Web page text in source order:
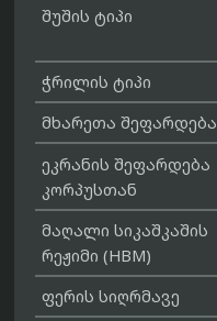
შუშის ტიპი
ჭრილის ტიპი
მხარეთა შეფარდება
ეკრანის შეფარდება
კორპუსთან
მაღალი სიკაშკაშის
რეჟიმი (HBM)
ფერის სიღრმავე